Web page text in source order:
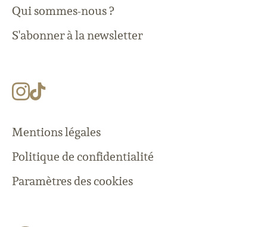
Qui sommes-nous ?
S'abonner à la newsletter
Mentions légales
Politique de confidentialité
Paramètres des cookies